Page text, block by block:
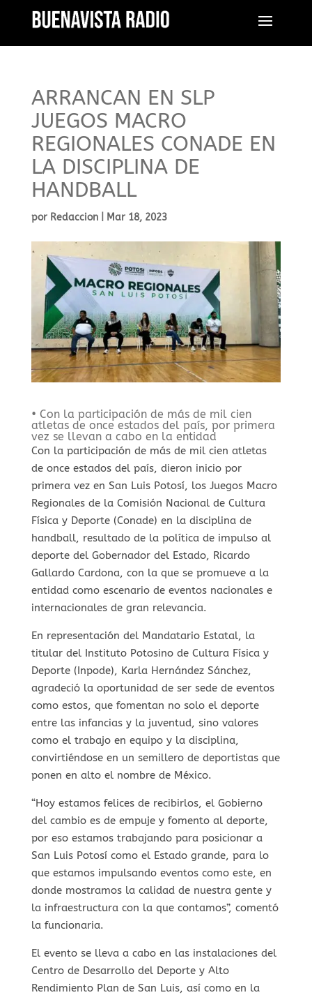
ARRANCAN EN SLP
JUEGOS MACRO
REGIONALES CONADE EN
LA DISCIPLINA DE
HANDBALL
por Redaccion| Mar 18, 2023
• Con la participación de más de mil cien
atletas de once estados del país, por primera
vez se llevan a cabo en la entidad
Con la participación de más de mil cien atletas
de once estados del país, dieron inicio por
primera vez en San Luis Potosí, los Juegos Macro
Regionales de la Comisión Nacional de Cultura
Física y Deporte (Conade) en la disciplina de
handball, resultado de la política de impulso al
deporte del Gobernador del Estado, Ricardo
Gallardo Cardona, con la que se promueve a la
entidad como escenario de eventos nacionales e
internacionales de gran relevancia.
En representación del Mandatario Estatal, la
titular del Instituto Potosino de Cultura Física y
Deporte (Inpode), Karla Hernández Sánchez,
agradeció la oportunidad de ser sede de eventos
como estos, que fomentan no solo el deporte
entre las infancias y la juventud, sino valores
como el trabajo en equipo y la disciplina,
convirtiéndose en un semillero de deportistas que
ponen en alto el nombre de México.
“Hoy estamos felices de recibirlos, el Gobierno
del cambio es de empuje y fomento al deporte,
por eso estamos trabajando para posicionar a
San Luis Potosí como el Estado grande, para lo
que estamos impulsando eventos como este, en
donde mostramos la calidad de nuestra gente y
la infraestructura con la que contamos”, comentó
la funcionaria.
El evento se lleva a cabo en las instalaciones del
Centro de Desarrollo del Deporte y Alto
Rendimiento Plan de San Luis, así como en la